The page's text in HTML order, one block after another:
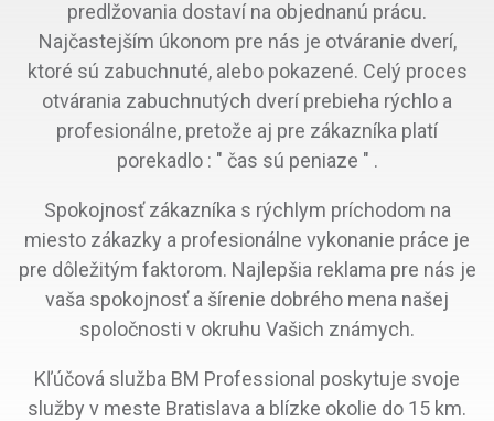
predlžovania dostaví na objednanú prácu.
Najčastejším úkonom pre nás je otváranie dverí,
ktoré sú zabuchnuté, alebo pokazené. Celý proces
otvárania zabuchnutých dverí prebieha rýchlo a
profesionálne, pretože aj pre zákazníka platí
porekadlo : " čas sú peniaze " .
Spokojnosť zákazníka s rýchlym príchodom na
miesto zákazky a profesionálne vykonanie práce je
pre dôležitým faktorom. Najlepšia reklama pre nás je
vaša spokojnosť a šírenie dobrého mena našej
spoločnosti v okruhu Vašich známych.
Kľúčová služba BM Professional poskytuje svoje
služby v meste Bratislava a blízke okolie do 15 km.